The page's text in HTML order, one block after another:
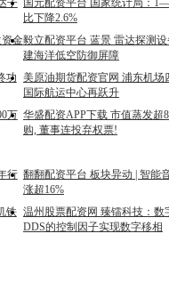
子 国元配资平台 国家统计局：
比下降2.6%
金毅立配资平台 蓝景 雷达探测
建海洋低空防御屏障
功 美原油期货配资官网 浦东机场
国际航运中心再跃升
万 华盛配资APP下载 市值蒸发超
购, 董事连投弃权票!
行 翻翻配资平台 板块异动 | 智能
涨超16%
铁 温州股票配资网 臻镭科技：
DDS的控制因子实现数字移相